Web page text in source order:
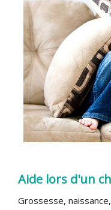
Aide lors d'un
Grossesse,